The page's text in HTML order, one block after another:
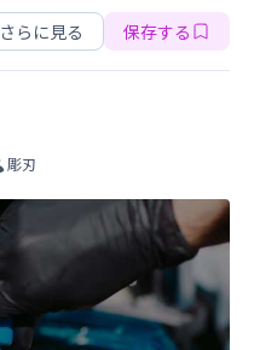
さらに見る 保存する
彫刃